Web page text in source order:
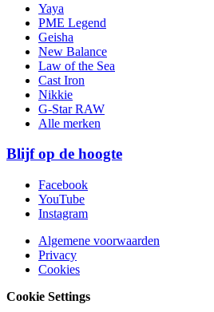
Yaya
PME Legend
Geisha
New Balance
Law of the Sea
Cast Iron
Nikkie
G-Star RAW
Alle merken
Blijf op de hoogte
Facebook
YouTube
Instagram
Algemene voorwaarden
Privacy
Cookies
Cookie Settings